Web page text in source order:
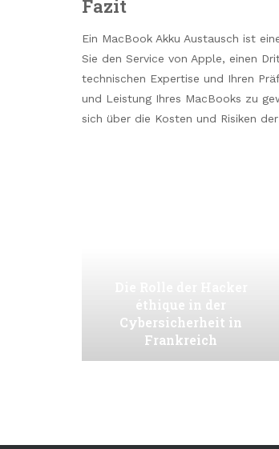
Fazit
Ein MacBook Akku Austausch ist
Sie den Service von Apple, einen
technischen Expertise und Ihren
und Leistung Ihres MacBooks zu
sich über die Kosten und Risiken
éthique in der
Cybersicherheit in
Frankreich